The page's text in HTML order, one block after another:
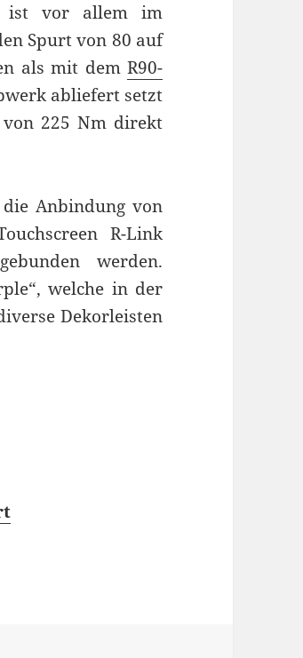
ist vor allem im
Spurt von 80 auf
als mit dem R90-
abliefert setzt
225 Nm direkt
Anbindung von
R-Link
werden.
welche in der
Dekorleisten